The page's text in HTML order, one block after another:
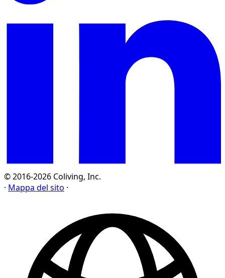
© 2016-2026 Coliving, Inc.
· Mappa del sito ·